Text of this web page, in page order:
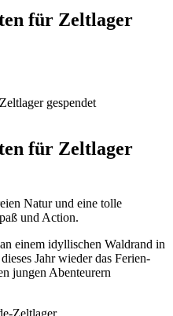
für Zeltlager
gespendet
für Zeltlager
Natur und eine tolle
und Action.
einem idyllischen Waldrand in
Jahr wieder das Ferien-
jungen Abenteurern